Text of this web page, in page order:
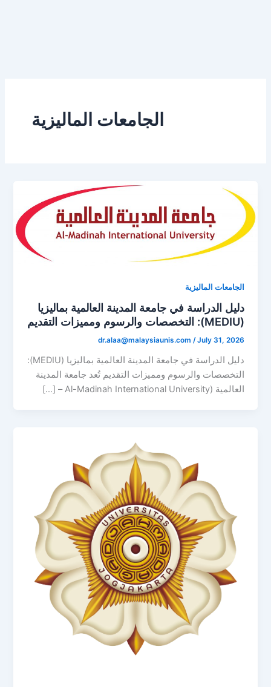
الجامعات الماليزية
الجامعات الماليزية
دليل الدراسة في جامعة المدينة العالمية بماليزيا
(MEDIU): التخصصات والرسوم ومميزات التقديم
dr.alaa@malaysiaunis.com /July 31, 2026
دليل الدراسة في جامعة المدينة العالمية بماليزيا (MEDIU):
التخصصات والرسوم ومميزات التقديم تُعد جامعة المدينة
العالمية (Al-Madinah International University – […]